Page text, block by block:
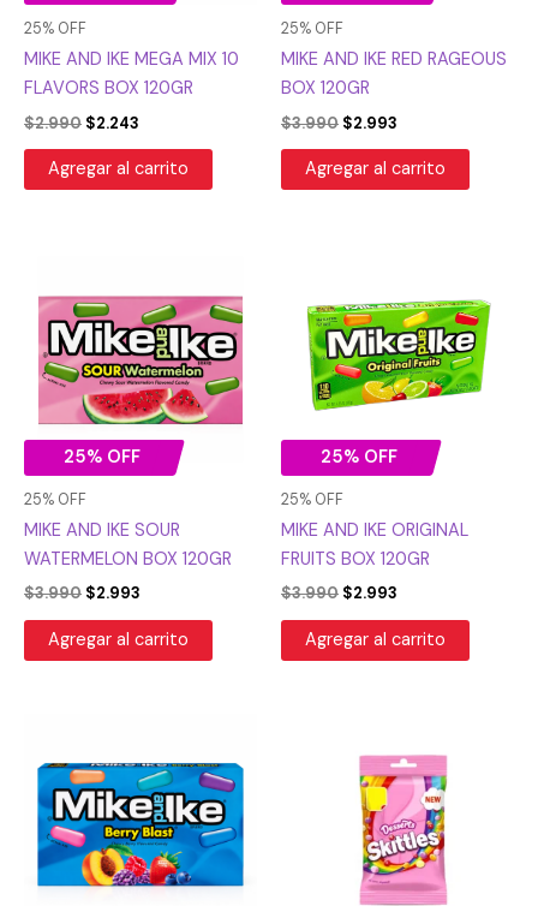
25% OFF
MIKE AND IKE MEGA MIX 10
FLAVORS BOX 120GR
$2.990 $2.243
Agregar al carrito
25% OFF
MIKE AND IKE RED RAGEOUS
BOX 120GR
$3.990 $2.993
Agregar al carrito
25% OFF
25% OFF
MIKE AND IKE SOUR
WATERMELON BOX 120GR
$3.990
original
era:
$3.990.
$2.993
actual
es:
$2.993.
Agregar al carrito
25% OFF
25% OFF
MIKE AND IKE ORIGINAL
FRUITS BOX 120GR
$3.990
era:
$3.990.
$2.993
es:
$2.993.
Agregar al carrito
original
era:
$3.990.
actual
es:
$2.993.